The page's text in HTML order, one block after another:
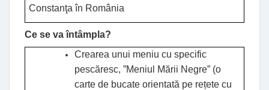
Constanţa în România
Ce se va întâmpla?
Crearea unui meniu cu specific
pescăresc, ”Meniul Mării Negre” (o
carte de bucate orientată pe rețete cu